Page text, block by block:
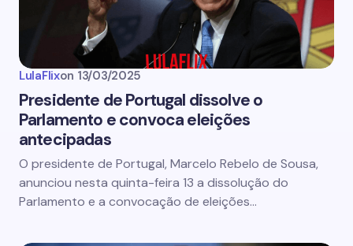
LulaFlixon 13/03/2025
Presidente de Portugal dissolve o
Parlamento e convoca eleições
antecipadas
O presidente de Portugal, Marcelo Rebelo de Sousa,
anunciou nesta quinta-feira 13 a dissolução do
Parlamento e a convocação de eleições…